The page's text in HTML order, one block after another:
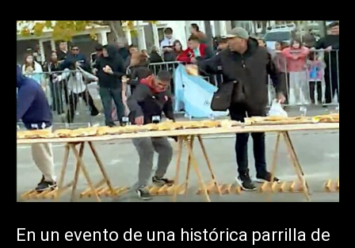
En un evento de una histórica parrilla de